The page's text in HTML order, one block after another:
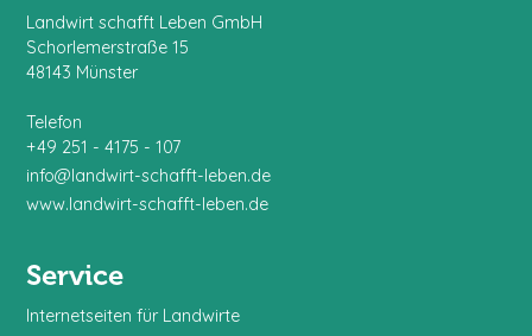
Landwirt schafft Leben GmbH
Schorlemerstraße 15
48143 Münster
Telefon
+49 251 - 4175 - 107
info@landwirt-schafft-leben.de
www.landwirt-schafft-leben.de
Service
Internetseiten für Landwirte